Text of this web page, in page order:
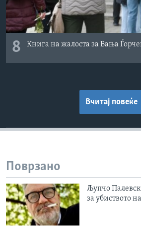
8 Книга на жалоста за Вања
Вчитај повеќе
Поврзано
Љупчо
за убиството